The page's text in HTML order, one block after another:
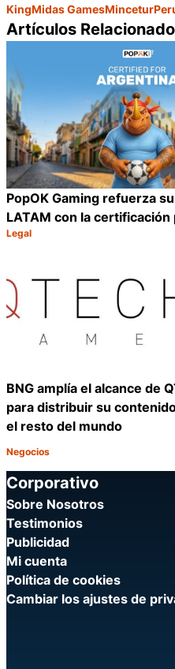
KingMidas GamesMincetur
Artículos
PopOK Gaming refuerza
LATAM con la
Categoría:
Legal
BNG amplía el alcance de
para distribuir su
el resto del mundo
Categoría:
Negocios
Corporativo
Sobre Nosotros
Testimonios
Publicidad
Mi cuenta
Política de cookies
Cambiar los ajustes de